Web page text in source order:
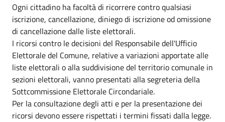
Ogni cittadino ha facoltà di ricorrere contro qualsiasi
iscrizione, cancellazione, diniego di iscrizione od omissione
di cancellazione dalle liste elettorali.
I ricorsi contro le decisioni del Responsabile dell'Ufficio
Elettorale del Comune, relative a variazioni apportate alle
liste elettorali o alla suddivisione del territorio comunale in
sezioni elettorali, vanno presentati alla segreteria della
Sottcommissione Elettorale Circondariale.
Per la consultazione degli atti e per la presentazione dei
ricorsi devono essere rispettati i termini fissati dalla legge.